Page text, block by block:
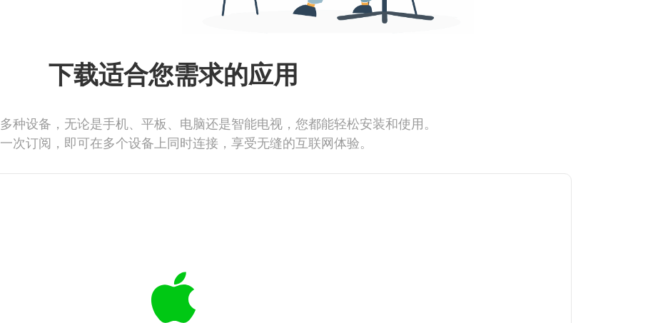
下载适合您需求的应用
种设备，无论是手机、平板、电脑还是智能电视，您都能轻松安装和使用。
次订阅，即可在多个设备上同时连接，享受无缝的互联网体验。